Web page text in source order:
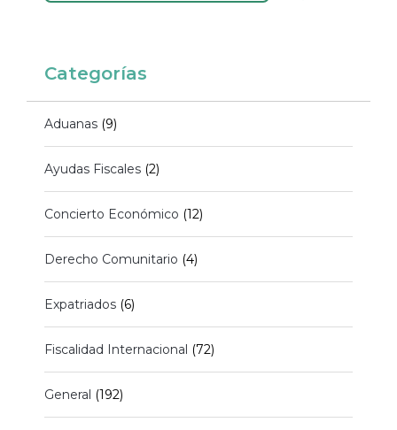
Categorías
Aduanas (9)
Ayudas Fiscales (2)
Concierto Económico (12)
Derecho Comunitario (4)
Expatriados (6)
Fiscalidad Internacional (72)
General (192)